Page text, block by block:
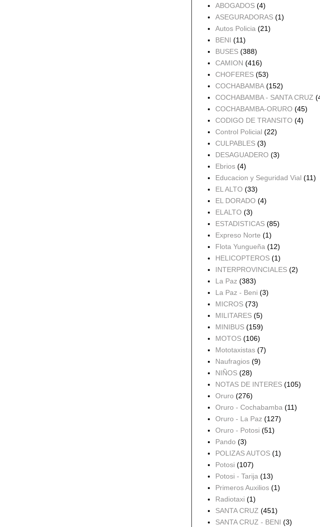
ABOGADOS (4)
ASEGURADORAS (1)
Autos Policia (21)
BENI (11)
BUSES (388)
CAMION (416)
CHOFERES (53)
COCHABAMBA (152)
COCHABAMBA - SANTA CRUZ
COCHABAMBA-ORURO (45)
CODIGO DE TRANSITO (4)
Control Policial (22)
CULPABLES (3)
DESAGUADERO (3)
Ebrios (4)
Educacion y Seguridad Vial (11)
EL ALTO (33)
EL DORADO (4)
ELALTO (3)
ESTADISTICAS (85)
Expreso Norte (1)
Flota Yungueña (12)
HELICOPTEROS (1)
INTERPROVINCIALES (2)
La Paz (383)
La Paz - Beni (3)
MICROS (73)
MILITARES (5)
MINIBUS (159)
MOTOS (106)
Mototaxistas (7)
Naufragios (9)
NIÑOS (28)
NOTAS DE INTERES (105)
Oruro (276)
Oruro - Cochabamba (11)
Oruro - La Paz (127)
Oruro - Potosi (51)
Pando (3)
POLIZAS AUTOS (1)
Potosi (107)
Potosi - Tarija (13)
Primeros Auxilios (1)
Radiotaxi (1)
SANTA CRUZ (451)
SANTA CRUZ - BENI (3)